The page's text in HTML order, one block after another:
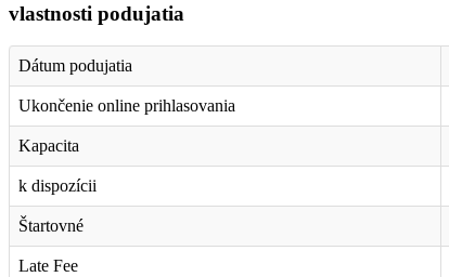
vlastnosti podujatia
Dátum podujatia
Ukončenie online prihlasovania
Kapacita
k dispozícii
Štartovné
Late Fee